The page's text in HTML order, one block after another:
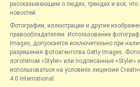
рассказывающим о людях, трендах и всё, что
новостей.
Фотографии, иллюстрации и другие
правообладателям. Использование
Images, допускается исключительно при
разрешения фотоагентства Getty Images.
логотипом «Styler» или подписанные «Styler»
использоваться на условиях лицензии
4.0 International.